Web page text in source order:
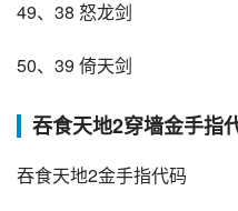
49、38 怒龙剑
50、39 倚天剑
吞食天地2穿墙金手指
吞食天地2金手指代码